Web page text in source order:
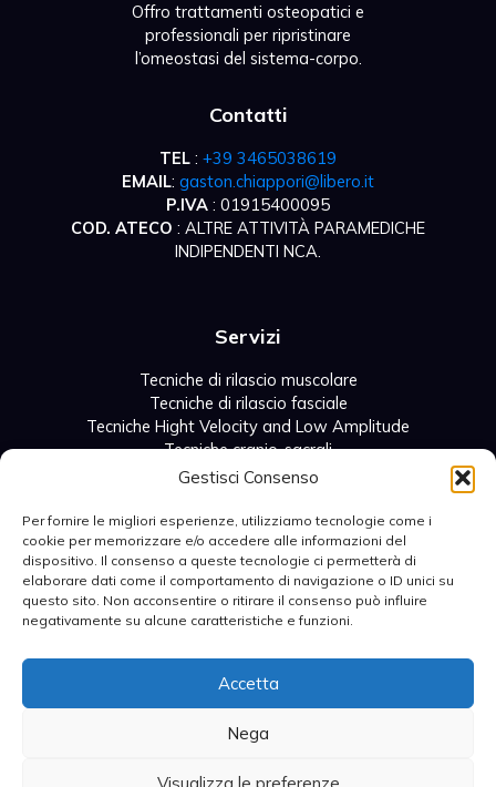
Gestisci Consenso
Per fornire le migliori esperienze, utilizziamo tecnologie come i
cookie per memorizzare e/o accedere alle informazioni del
dispositivo. Il consenso a queste tecnologie ci permetterà di
elaborare dati come il comportamento di navigazione o ID unici su
questo sito. Non acconsentire o ritirare il consenso può influire
negativamente su alcune caratteristiche e funzioni.
Accetta
Nega
Visualizza le preferenze
Offro trattamenti osteopatici e
professionali per ripristinare
l’omeostasi del sistema-corpo.
Contatti
TEL : +39 3465038619
EMAIL: gaston.chiappori@libero.it
P.IVA : 01915400095
COD. ATECO : ALTRE ATTIVITÀ PARAMEDICHE
INDIPENDENTI NCA.
Servizi
Tecniche di rilascio muscolare
Tecniche di rilascio fasciale
Tecniche Hight Velocity and Low Amplitude
Tecniche cranio-sacrali
Tecniche di mobilizzazione articolare
Menu
Home
Servizi
Prezzi e pacchetti
Contatti